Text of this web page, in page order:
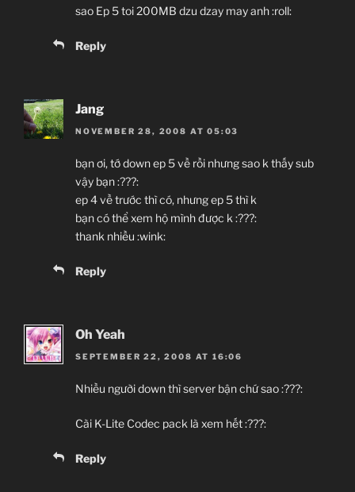
sao Ep 5 toi 200MB dzu dzay may anh :roll:
Reply
Jang
NOVEMBER 28, 2008 AT 05:03
bạn ơi, tớ down ep 5 về rồi nhưng sao k thấy sub
vậy bạn :???:
ep 4 về trước thì có, nhưng ep 5 thì k
bạn có thể xem hộ mình được k :???:
thank nhiều :wink:
Reply
Oh Yeah
SEPTEMBER 22, 2008 AT 16:06
Nhiều người down thì server bận chứ sao :???:
Cài K-Lite Codec pack là xem hết :???:
Reply